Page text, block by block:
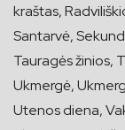
kraštas,
Santarvė,
Tauragės žinios,
Ukmergė,
Utenos diena,